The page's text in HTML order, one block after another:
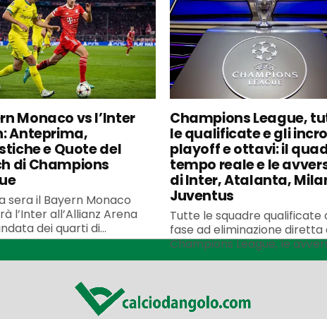
Monaco vs l’Inter
Anteprima,
e Quote del
di Champions
sera il Bayern Monaco
l’Inter all’Allianz Arena
dei quarti di...
Champions League,
le qualificate e gli
playoff e ottavi: il
tempo reale e le
di Inter, Atalanta,
Juventus
Tutte le squadre qualificate
fase ad eliminazione diretta
Champions League, le